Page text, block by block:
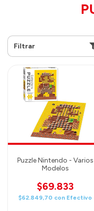
Filtrar
Puzzle Nintendo - Varios
Modelos
$69.833
$62.849,70 con Efectivo